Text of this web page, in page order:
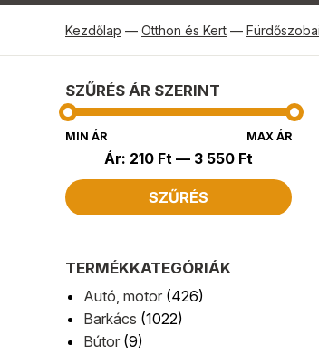
Kezdőlap — Otthon és Kert —
SZŰRÉS ÁR SZERINT
MIN ÁR MAX ÁR
SZŰRÉS
Ár: 210 Ft — 3 550 Ft
TERMÉKKATEGÓRIÁK
Autó, motor (426)
Barkács (1022)
Bútor (9)